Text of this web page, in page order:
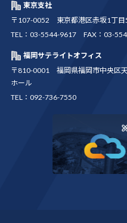
東京支社
〒107-0052 東京都港区赤坂1丁目
TEL：03-5544-9617 FAX：03-
福岡サテライトオフィス
〒810-0001 福岡県福岡市中央区
ホール
TEL：092-736-7550